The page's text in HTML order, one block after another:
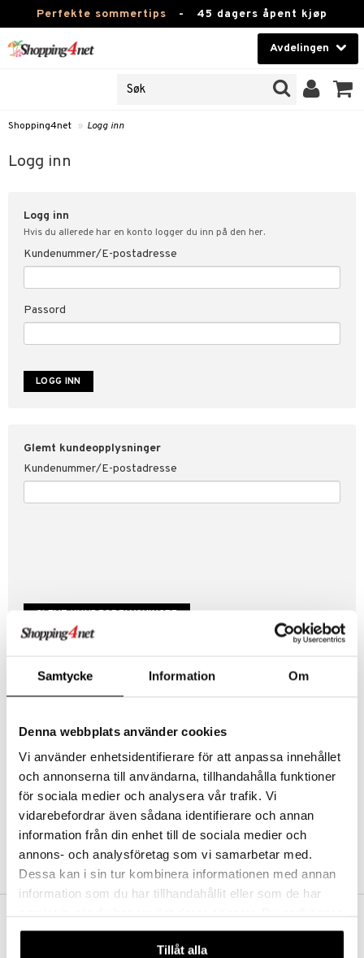
Samtycke Information Om
Denna webbplats använder cookies
Vi använder enhetsidentifierare för att anpassa innehållet
och annonserna till användarna, tillhandahålla funktioner
för sociala medier och analysera vår trafik. Vi
vidarebefordrar även sådana identifierare och annan
information från din enhet till de sociala medier och
annons- och analysföretag som vi samarbetar med.
Dessa kan i sin tur kombinera informationen med annan
information som du har tillhandahållit eller som de har
våra cookies vid fortsatt användande av vår webbplats.
Tillåt alla
Perfekte sommertips - 45 dagers åpent kjøp
Avdelingen
Kontaktlinser
Helsekost
Fitness
Hjem & innredning
Leketøy, Barn & Baby
Varemerker
Shopping4net » Logg inn
Logg inn
Logg inn
Hvis du allerede har en konto logger du inn på den her.
Kundenummer/E-postadresse
Passord
Glemt kundeopplysninger
Kundenummer/E-postadresse
Skap ny kunde
Bra kampanjer
Ordrestatus & historikk
Abonnemang
Overvåke produkter
Analysere produkter
Ønskelister
& svar
for Shopping4net
FRI FRAKT FRA KR 350
Hos Shopping4net beregnes grensen for fri frakt ut fra hvilken(e)